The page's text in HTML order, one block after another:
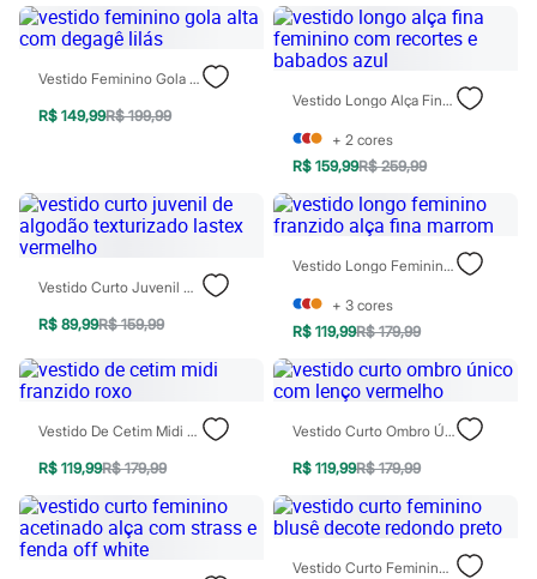
Calcinhas
Cuecas
Pijamas
Moda praia
Biquínis e Maiôs
Personagens
Bluey
Disney
Hello Kitty
Minecraft
Naruto
Patrulha Canina
Sonic
Stitch
Beleza
Kits
Novidades
Cabelos
Condicionador
Escovas e Pentes
Finalizadores
Vestido Feminino Gola Alta Com Degagê Lilás
R$ 149,99R$ 199,99
Vestido Longo Alça Fina Feminino Com Recortes E Babados Azul
+ 2 cores
R$ 159,99R$ 259,99
Vestido Curto Juvenil De Algodão Texturizado Lastex Vermelho
R$ 89,99R$ 159,99
Vestido Longo Feminino Franzido Alça Fina Marrom
+ 3 cores
R$ 119,99R$ 179,99
Vestido De Cetim Midi Franzido Roxo
R$ 119,99R$ 179,99
Vestido Curto Ombro Único Com Lenço Vermelho
R$ 119,99R$ 179,99
Vestido Curto Feminino Blusê Decote Redondo Preto